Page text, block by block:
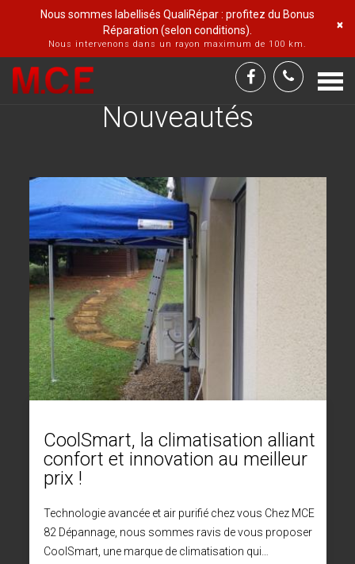
Nous sommes labellisés QualiRépar : profitez du Bonus
Réparation (selon conditions).
Nous intervenons dans un rayon maximum de 100 km.
×
Nouveautés
Nouveautés
CoolSmart, la climatisation alliant
confort et innovation au meilleur
prix !
Technologie avancée et air purifié chez vous Chez MCE
82 Dépannage, nous sommes ravis de vous proposer
CoolSmart, une marque de climatisation qui…